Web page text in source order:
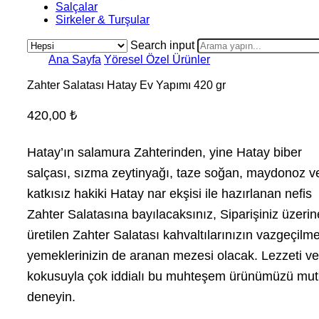
Salçalar
Sirkeler & Turşular
Search input
Ana Sayfa Yöresel Özel Ürünler
Zahter Salatası Hatay Ev Yapımı 420 gr
420,00 ₺
Hatay’ın salamura Zahterinden, yine Hatay biber
salçası, sızma zeytinyağı, taze soğan, maydonoz
katkısız hakiki Hatay nar ekşisi ile hazırlanan nefis
Zahter Salatasına bayılacaksınız, Siparişiniz
üretilen Zahter Salatası kahvaltılarınızın
yemeklerinizin de aranan mezesi olacak. Lezzeti ve
kokusuyla çok iddialı bu muhteşem ürünümüzü
deneyin.